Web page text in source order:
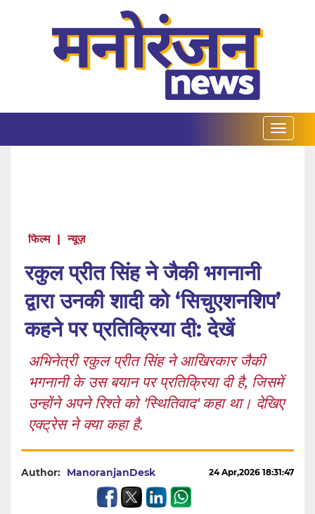
फिल्म | न्यूज़
रकुल प्रीत सिंह ने जैकी भगनानी
द्वारा उनकी शादी को ‘सिचुएशनशिप’
कहने पर प्रतिक्रिया दी: देखें
अभिनेत्री रकुल प्रीत सिंह ने आखिरकार जैकी
भगनानी के उस बयान पर प्रतिक्रिया दी है, जिसमें
उन्होंने अपने रिश्ते को 'स्थितिवाद' कहा था। देखिए
एक्ट्रेस ने क्या कहा है.
Author: ManoranjanDesk 24 Apr,2026 18:31:47